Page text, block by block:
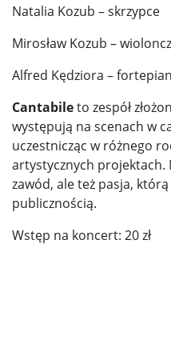
Natalia Kozub – skrzypce
Mirosław Kozub –
Alfred Kędziora –
Cantabileto zespół
występują na scenach w
uczestnicząc w różnego
artystycznych projektach.
zawód, ale też pasja,
publicznością.
Wstęp na koncert: 20 zł